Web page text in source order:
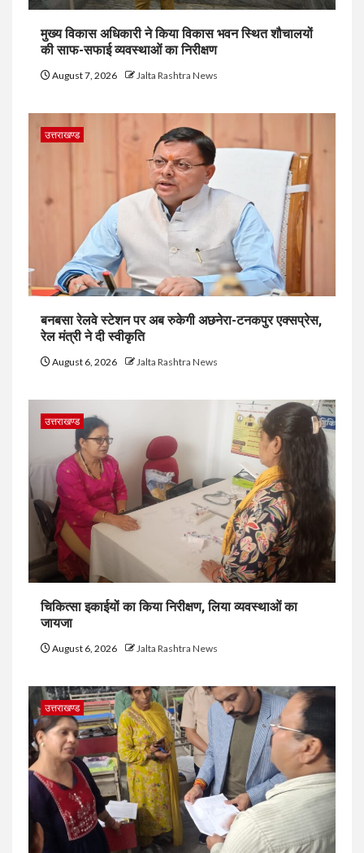
मुख्य विकास अधिकारी ने किया विकास भवन स्थित शौचालयों
की साफ-सफाई व्यवस्थाओं का निरीक्षण
August 7, 2026 Jalta Rashtra News
उत्तराखण्ड
बनबसा रेलवे स्टेशन पर अब रुकेगी अछनेरा-टनकपुर एक्सप्रेस,
रेल मंत्री ने दी स्वीकृति
August 6, 2026 Jalta Rashtra News
उत्तराखण्ड
चिकित्सा इकाईयों का किया निरीक्षण, लिया व्यवस्थाओं का
जायजा
August 6, 2026 Jalta Rashtra News
उत्तराखण्ड